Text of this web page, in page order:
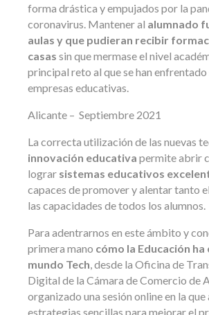
forma drástica y empujados por la
coronavirus. Mantener al alumnado
aulas y que pudieran recibir
casas sin que mermase el nivel
principal reto al que se han
empresas educativas.
Alicante – Septiembre 2021
La correcta utilización de las nuevas
innovación educativa permite abrir
lograr sistemas educativos
capaces de promover y alentar tanto
las capacidades de todos los alumnos.
Para adentrarnos en este ámbito y
primera mano cómo la Educación
mundo Tech, desde la Oficina de
Digital de la Cámara de Comercio de
organizado una sesión online en la
estrategias sencillas para mejorar el